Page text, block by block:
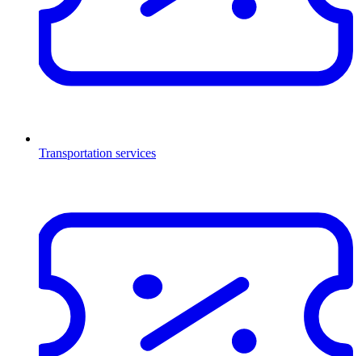
Transportation services